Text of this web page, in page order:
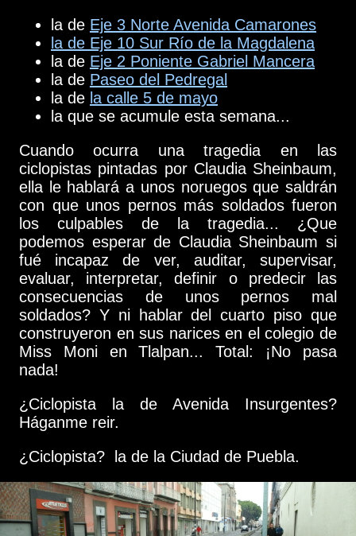
la de Eje 3 Norte Avenida Camarones
la de Eje 10 Sur Río de la Magdalena
la de Eje 2 Poniente Gabriel Mancera
la de Paseo del Pedregal
la de la calle 5 de mayo
la que se acumule esta semana...
Cuando ocurra una tragedia en las
ciclopistas pintadas por Claudia Sheinbaum,
ella le hablará a unos noruegos que saldrán
con que unos pernos más soldados fueron
los culpables de la tragedia... ¿Que
podemos esperar de Claudia Sheinbaum si
fué incapaz de ver, auditar, supervisar,
evaluar, interpretar, definir o predecir las
consecuencias de unos pernos mal
soldados? Y ni hablar del cuarto piso que
construyeron en sus narices en el colegio de
Miss Moni en Tlalpan... Total: ¡No pasa
nada!
¿Ciclopista la de Avenida Insurgentes?
Háganme reir.
¿Ciclopista? la de la Ciudad de Puebla.